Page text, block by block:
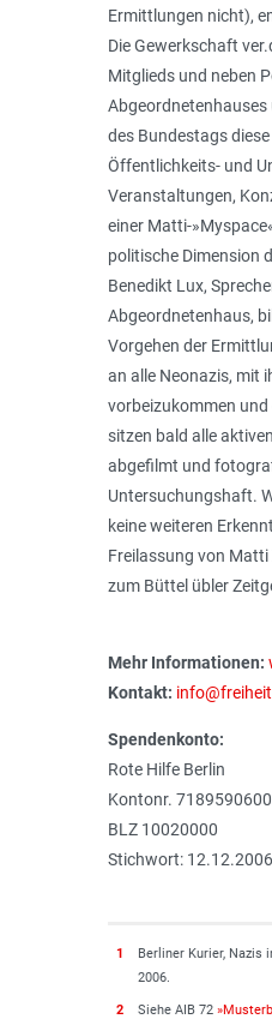
Ermittlungen nicht),
Die Gewerkschaft
Mitglieds und neben
des Bundestags
Öffentlichkeits- und
Veranstaltungen,
einer Matti-
politische Dimension
Benedikt Lux,
Abgeordnetenhaus,
Vorgehen der
an alle Neonazis, mit
vorbeizukommen und
sitzen bald alle
abgefilmt und
Untersuchungshaft.
keine weiteren
Freilassung von
zum Büttel übler
Mehr Informationen:
Kontakt:
Spendenkonto:
Rote Hilfe Berlin
Kontonr. 7189590600
BLZ 10020000
Stichwort: 12.12.2006
1
Berliner Kurier, Nazis
2006.
2 Siehe AIB 72